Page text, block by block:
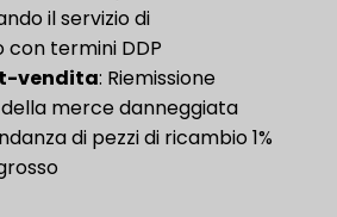
il servizio di
termini DDP
vendita​: Riemissione
merce danneggiata
di pezzi di ricambio 1%